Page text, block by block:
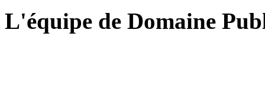
L'équipe de Domaine